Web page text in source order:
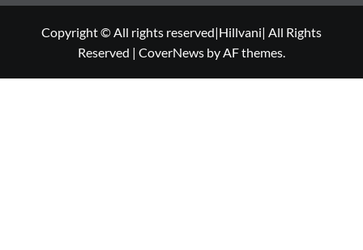
Copyright © All rights reserved|Hillvani| All Rights
Reserved | CoverNews by AF themes.